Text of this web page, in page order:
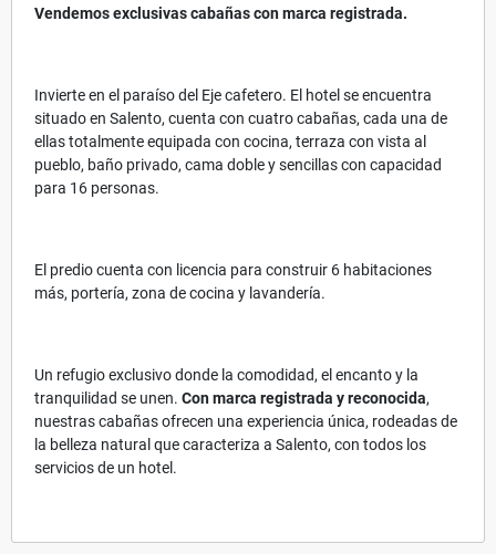
Vendemos exclusivas cabañas con marca registrada.
Invierte en el paraíso del Eje cafetero. El hotel se encuentra
situado en Salento, cuenta con cuatro cabañas, cada una de
ellas totalmente equipada con cocina, terraza con vista al
pueblo, baño privado, cama doble y sencillas con capacidad
para 16 personas.
El predio cuenta con licencia para construir 6 habitaciones
más, portería, zona de cocina y lavandería.
Un refugio exclusivo donde la comodidad, el encanto y la
tranquilidad se unen. Con marca registrada y reconocida,
nuestras cabañas ofrecen una experiencia única, rodeadas de
la belleza natural que caracteriza a Salento, con todos los
servicios de un hotel.